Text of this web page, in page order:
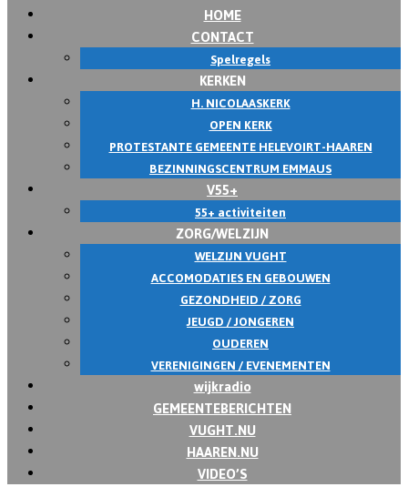
HOME
CONTACT
Spelregels
KERKEN
H. NICOLAASKERK
OPEN KERK
PROTESTANTE GEMEENTE HELEVOIRT-HAAREN
BEZINNINGSCENTRUM EMMAUS
V55+
55+ activiteiten
ZORG/WELZIJN
WELZIJN VUGHT
ACCOMODATIES EN GEBOUWEN
GEZONDHEID / ZORG
JEUGD / JONGEREN
OUDEREN
VERENIGINGEN / EVENEMENTEN
wijkradio
GEMEENTEBERICHTEN
VUGHT.NU
HAAREN.NU
VIDEO’S